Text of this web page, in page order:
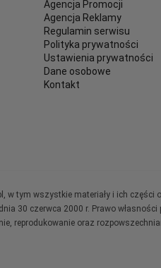
Agencja Promocji
Agencja Reklamy
Regulamin serwisu
Polityka prywatności
Ustawienia prywatności
Dane osobowe
Kontakt
w tym wszystkie materiały i ich
30 czerwca 2000 r. Prawo
reprodukowanie oraz